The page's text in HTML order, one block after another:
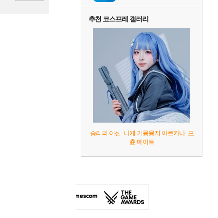
추천 코스프레 갤러리
승리의 여신: 니케 기묭묭지 아르카나: 포
츈 메이트